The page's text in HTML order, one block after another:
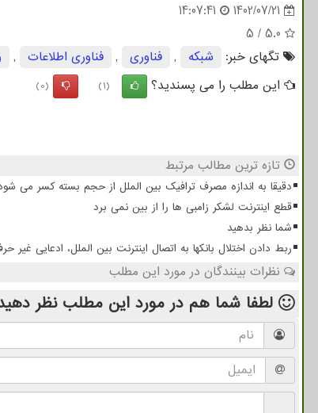
1402/07/21
14:07:41
5.0
/
5
تگهای خبر:
شبكه , فناوری , فناوری اطلاعات ,
این مطلب را می پسندید؟
(1)
(0)
تازه ترین مطالب مرتبط
دقیقا به اندازه مصرف ترافیک بین الملل از حجم بسته کسر می
قطع اینترنت لشکر زامبی ها را از بین نمی برد
شما نظر بدهید
ربط دادن اختلال بانکها به اتصال اینترنت بین الملل، ادعایی غیر
نظرات بینندگان در مورد این مطلب
لطفا شما هم در مورد این مطلب نظر